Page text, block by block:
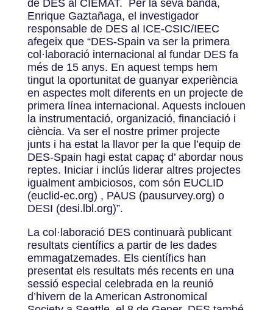
de DES al CIEMAT. Per la seva banda,
Enrique Gaztañaga, el investigador
responsable de DES al ICE-CSIC/IEEC
afegeix que “DES-Spain va ser la primera
col·laboració internacional al fundar DES fa
més de 15 anys. En aquest temps hem
tingut la oportunitat de guanyar experiència
en aspectes molt diferents en un projecte de
primera línea internacional. Aquests inclouen
la instrumentació, organizació, financiació i
ciència. Va ser el nostre primer projecte
junts i ha estat la llavor per la que l’equip de
DES-Spain hagi estat capaç d’ abordar nous
reptes. Iniciar i inclús liderar altres projectes
igualment ambiciosos, com són EUCLID
(euclid-ec.org) , PAUS (pausurvey.org) o
DESI (desi.lbl.org)”.
La col·laboració DES continuarà publicant
resultats científics a partir de les dades
emmagatzemades. Els científics han
presentat els resultats més recents en una
sessió especial celebrada en la reunió
d’hivern de la American Astronomical